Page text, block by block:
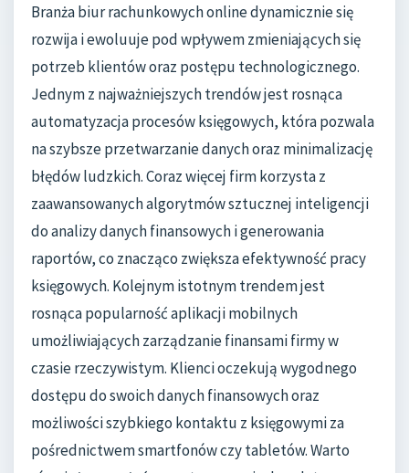
Branża biur rachunkowych online dynamicznie się
rozwija i ewoluuje pod wpływem zmieniających się
potrzeb klientów oraz postępu technologicznego.
Jednym z najważniejszych trendów jest rosnąca
automatyzacja procesów księgowych, która pozwala
na szybsze przetwarzanie danych oraz minimalizację
błędów ludzkich. Coraz więcej firm korzysta z
zaawansowanych algorytmów sztucznej inteligencji
do analizy danych finansowych i generowania
raportów, co znacząco zwiększa efektywność pracy
księgowych. Kolejnym istotnym trendem jest
rosnąca popularność aplikacji mobilnych
umożliwiających zarządzanie finansami firmy w
czasie rzeczywistym. Klienci oczekują wygodnego
dostępu do swoich danych finansowych oraz
możliwości szybkiego kontaktu z księgowymi za
pośrednictwem smartfonów czy tabletów. Warto